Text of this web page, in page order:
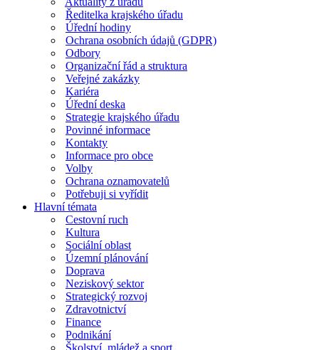
Ředitelka krajského úřadu
Úřední hodiny
Ochrana osobních údajů (GDPR)
Odbory
Organizační řád a struktura
Veřejné zakázky
Kariéra
Úřední deska
Strategie krajského úřadu
Povinné informace
Kontakty
Informace pro obce
Volby
Ochrana oznamovatelů
Potřebuji si vyřídit
Hlavní témata
Cestovní ruch
Kultura
Sociální oblast
Územní plánování
Doprava
Neziskový sektor
Strategický rozvoj
Zdravotnictví
Finance
Podnikání
Školství, mládež a sport